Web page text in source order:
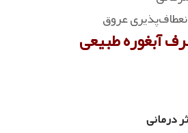
آبغوره طبیعی
درمانی